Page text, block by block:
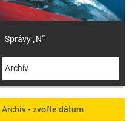
Správy „N“
Archív
Archív - zvoľte dátum